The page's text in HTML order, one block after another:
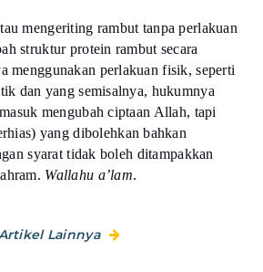
mengeriting rambut tanpa perlakuan
struktur protein rambut secara
menggunakan perlakuan fisik, seperti
dan yang semisalnya, hukumnya
mengubah ciptaan Allah, tapi
yang dibolehkan bahkan
syarat tidak boleh ditampakkan
Wallahu a’lam.
Lainnya